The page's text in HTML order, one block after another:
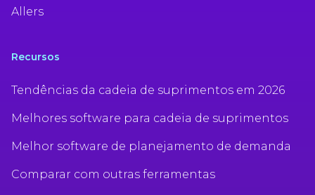
Allers
Recursos
Tendências da cadeia de suprimentos em 2026
Melhores software para cadeia de suprimentos
Melhor software de planejamento de demanda
Comparar com outras ferramentas